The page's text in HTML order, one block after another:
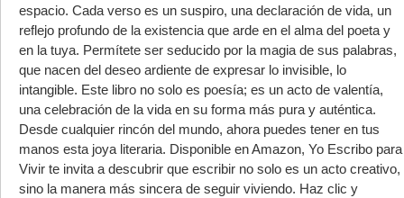
espacio. Cada verso es un suspiro, una declaración de vida, un
reflejo profundo de la existencia que arde en el alma del poeta y
en la tuya. Permítete ser seducido por la magia de sus palabras,
que nacen del deseo ardiente de expresar lo invisible, lo
intangible. Este libro no solo es poesía; es un acto de valentía,
una celebración de la vida en su forma más pura y auténtica.
Desde cualquier rincón del mundo, ahora puedes tener en tus
manos esta joya literaria. Disponible en Amazon, Yo Escribo para
Vivir te invita a descubrir que escribir no solo es un acto creativo,
sino la manera más sincera de seguir viviendo. Haz clic y